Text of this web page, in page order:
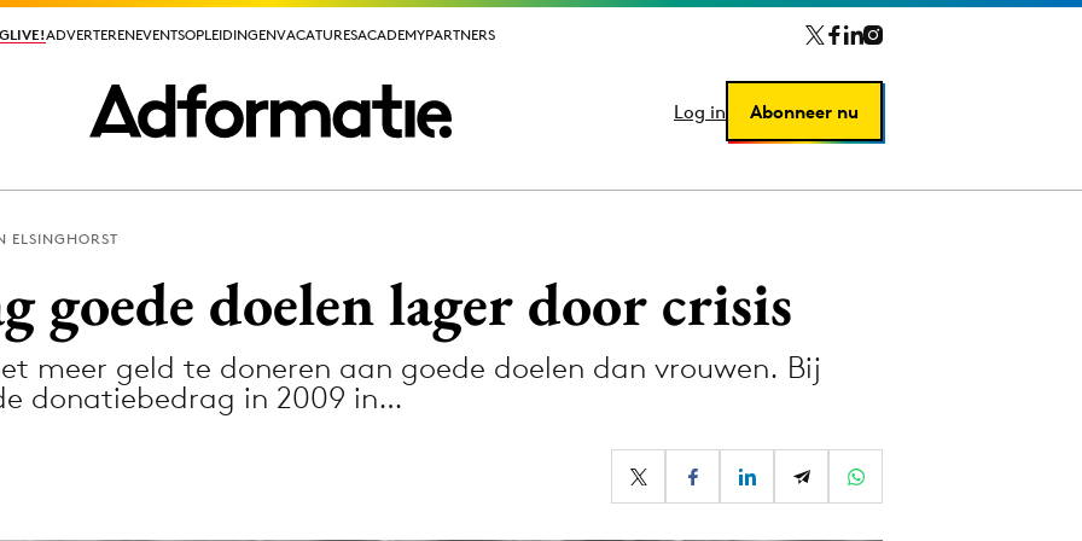
ADVERTERENEVENTSOPLEIDINGENVACATURESACADEMYPARTNERS
Log in Abonneer nu
ADVERTERENEVENTSOPLEIDINGENVACATURESACADEMYPARTNERS
Log in Abonneer nu
ELSINGHORST
goede doelen lager door crisis
meer geld te doneren aan goede doelen dan vrouwen. Bij
donatiebedrag in 2009 in…